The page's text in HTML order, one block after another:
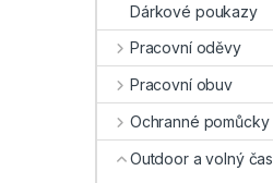
Dárkové poukazy
Pracovní oděvy
Pracovní obuv
Ochranné pomůcky
Outdoor a volný čas